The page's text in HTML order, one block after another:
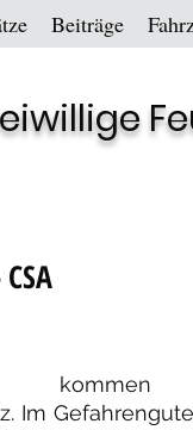
Beiträge
Im